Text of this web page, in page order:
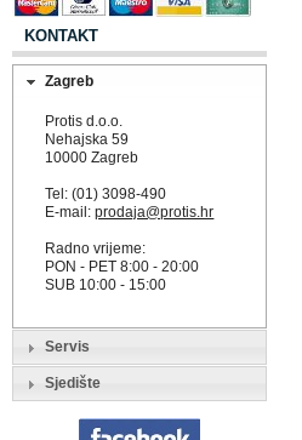
KONTAKT
Zagreb
Protis d.o.o.
Nehajska 59
10000 Zagreb
Tel: (01) 3098-490
E-mail:prodaja@protis.hr
Radno vrijeme:
PON - PET 8:00 - 20:00
SUB 10:00 - 15:00
Servis
Sjedište